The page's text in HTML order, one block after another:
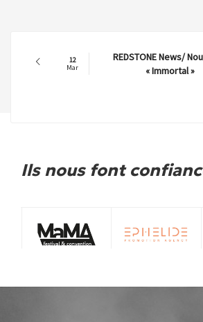
12
Mar
REDSTONE News/
« Immortal »
Ils nous font